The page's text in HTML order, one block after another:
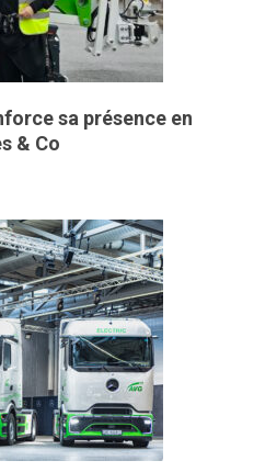
sa présence en
& Co